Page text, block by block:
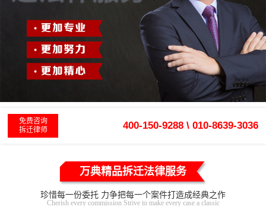
免费咨询
拆迁律师
400-150-9288 \ 010-8639-3036
万典精品拆迁法律服务
珍惜每一份委托 力争把每一个案件打造成经典之作
Cherish every commission Strive to make every case a classic